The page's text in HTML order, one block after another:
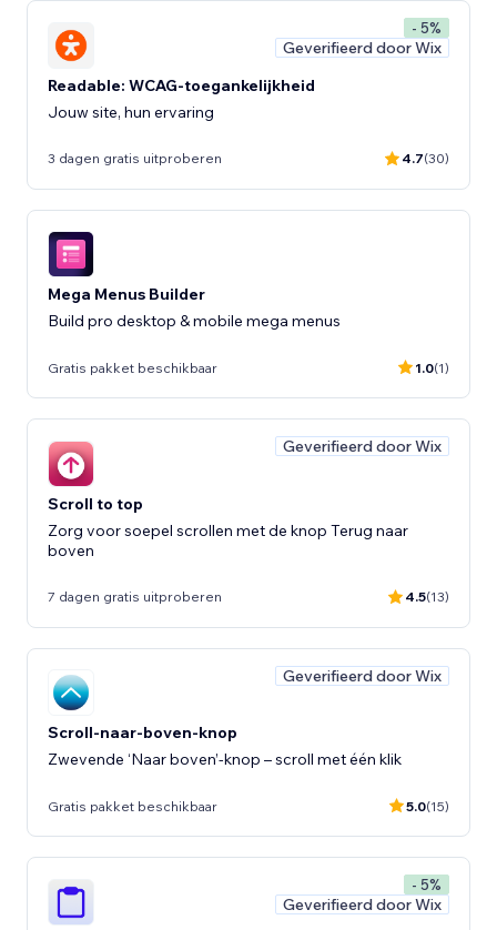
- 5%
Geverifieerd door Wix
Readable: WCAG-toegankelijkheid
Jouw site, hun ervaring
3 dagen gratis uitproberen 4.7(30)
Mega Menus Builder
Build pro desktop & mobile mega menus
Gratis pakket beschikbaar 1.0(1)
Geverifieerd door Wix
Scroll to top
Zorg voor soepel scrollen met de knop Terug naar
boven
7 dagen gratis uitproberen 4.5(13)
Geverifieerd door Wix
Scroll-naar-boven-knop
Zwevende ‘Naar boven’-knop – scroll met één klik
Gratis pakket beschikbaar 5.0(15)
- 5%
Geverifieerd door Wix